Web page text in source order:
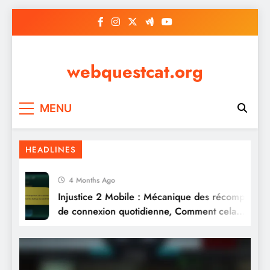
webquestcat.org
MENU
HEADLINES
4 Months Ago
Injustice 2 Mobile : Mécanique des récompenses
de connexion quotidienne, Comment cela
Injustice 2 Mobile : Séquences de
connexion quotidienne, Multiplicateur de
récompenses, Coffres bonus